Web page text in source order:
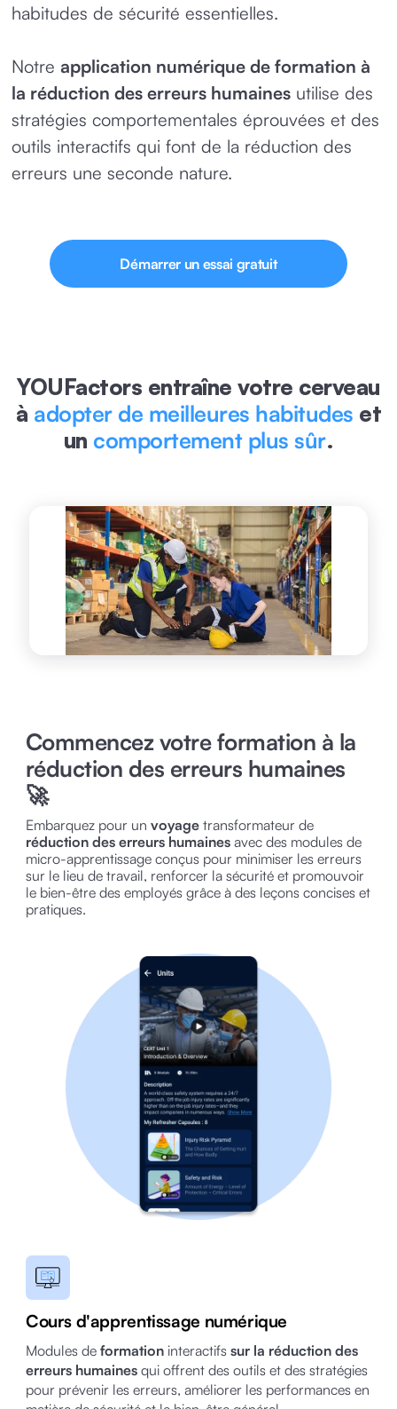
habitudes de sécurité essentielles.
Notreapplication numérique de formation à
la réduction des erreurs humaines utilise des
stratégies comportementales éprouvées et des
outils interactifs qui font de la réduction des
erreurs une seconde nature.
Démarrer un essai gratuit
YOUFactors entraîne votre cerveau
à adopter de meilleures habitudes et
un comportement plus sûr.
Commencez votre formation à la
réduction des erreurs humaines
🚀
Embarquez pour un voyagetransformateur de
réduction des erreurs humainesavec des modules de
micro-apprentissage conçus pour minimiser les erreurs
sur le lieu de travail, renforcer la sécurité et promouvoir
le bien-être des employés grâce à des leçons concises et
pratiques.
Cours d'apprentissage numérique
Modules de formationinteractifs sur la réduction des
erreurs humainesqui offrent des outils et des stratégies
pour prévenir les erreurs, améliorer les performances en